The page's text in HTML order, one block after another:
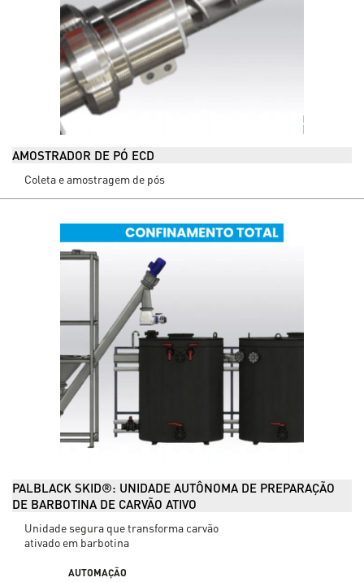
AMOSTRADOR DE PÓ ECD
Coleta e amostragem de pós
PALBLACK SKID®: UNIDADE AUTÔNOMA DE PREPARAÇÃO
DE BARBOTINA DE CARVÃO ATIVO
Unidade segura que transforma carvão
ativado em barbotina
AUTOMAÇÃO